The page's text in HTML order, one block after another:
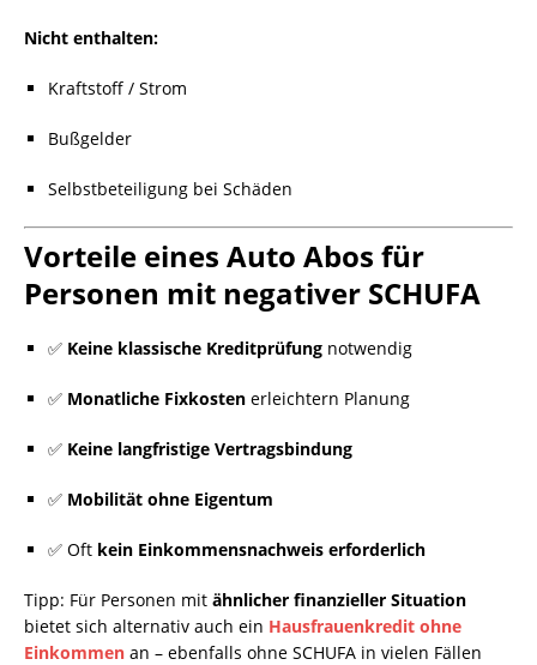
Nicht enthalten:
Kraftstoff / Strom
Bußgelder
Selbstbeteiligung bei Schäden
Vorteile eines Auto Abos für
Personen mit negativer SCHUFA
✅ Keine klassische Kreditprüfung notwendig
✅ Monatliche Fixkosten erleichtern Planung
✅ Keine langfristige Vertragsbindung
✅ Mobilität ohne Eigentum
✅ Oft kein Einkommensnachweis erforderlich
Tipp: Für Personen mit ähnlicher finanzieller Situation
bietet sich alternativ auch ein Hausfrauenkredit ohne
Einkommen an – ebenfalls ohne SCHUFA in vielen Fällen